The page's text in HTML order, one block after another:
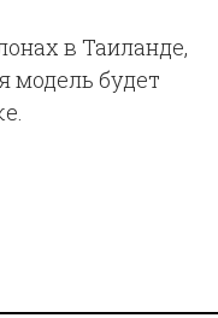
в Таиланде,
модель будет